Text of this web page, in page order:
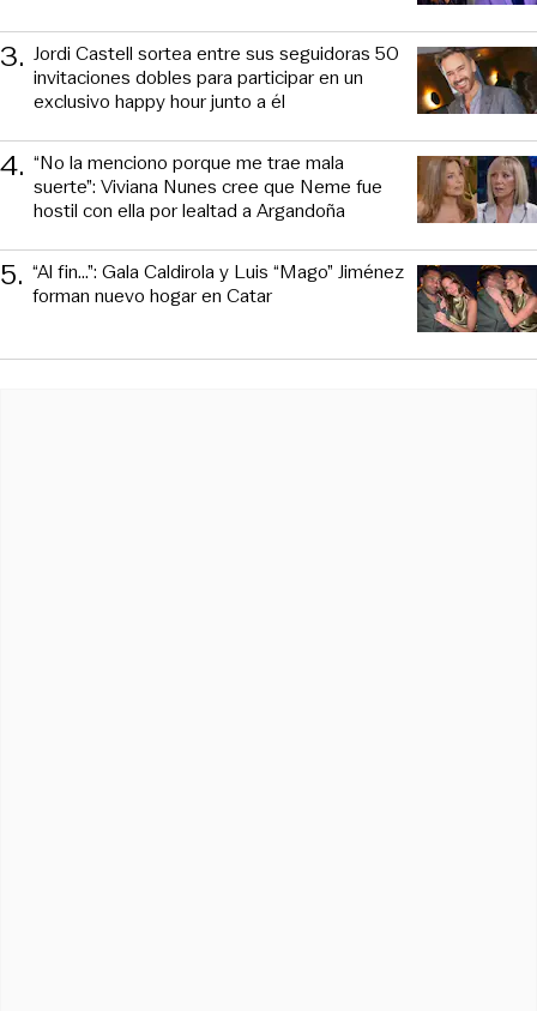
3. Jordi Castell sortea entre sus seguidoras 50
invitaciones dobles para participar en un
exclusivo happy hour junto a él
4. “No la menciono porque me trae mala
suerte”: Viviana Nunes cree que Neme fue
hostil con ella por lealtad a Argandoña
5. “Al fin…”: Gala Caldirola y Luis “Mago” Jiménez
forman nuevo hogar en Catar